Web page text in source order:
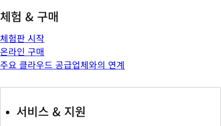
체험 & 구매
체험판 시작
온라인 구매
주요 클라우드 공급업체와의 연계
서비스 & 지원